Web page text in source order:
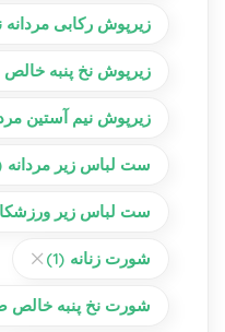
زیرپوش رکابی مردانه
زیرپوش نخ پنبه خالص
زیرپوش نیم آستین
ست لباس زیر مردانه
ست لباس زیر
شورت زنانه (1)
شورت نخ پنبه خالص